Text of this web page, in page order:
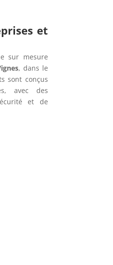
et
sur mesure
, dans le
sont conçus
avec des
et de